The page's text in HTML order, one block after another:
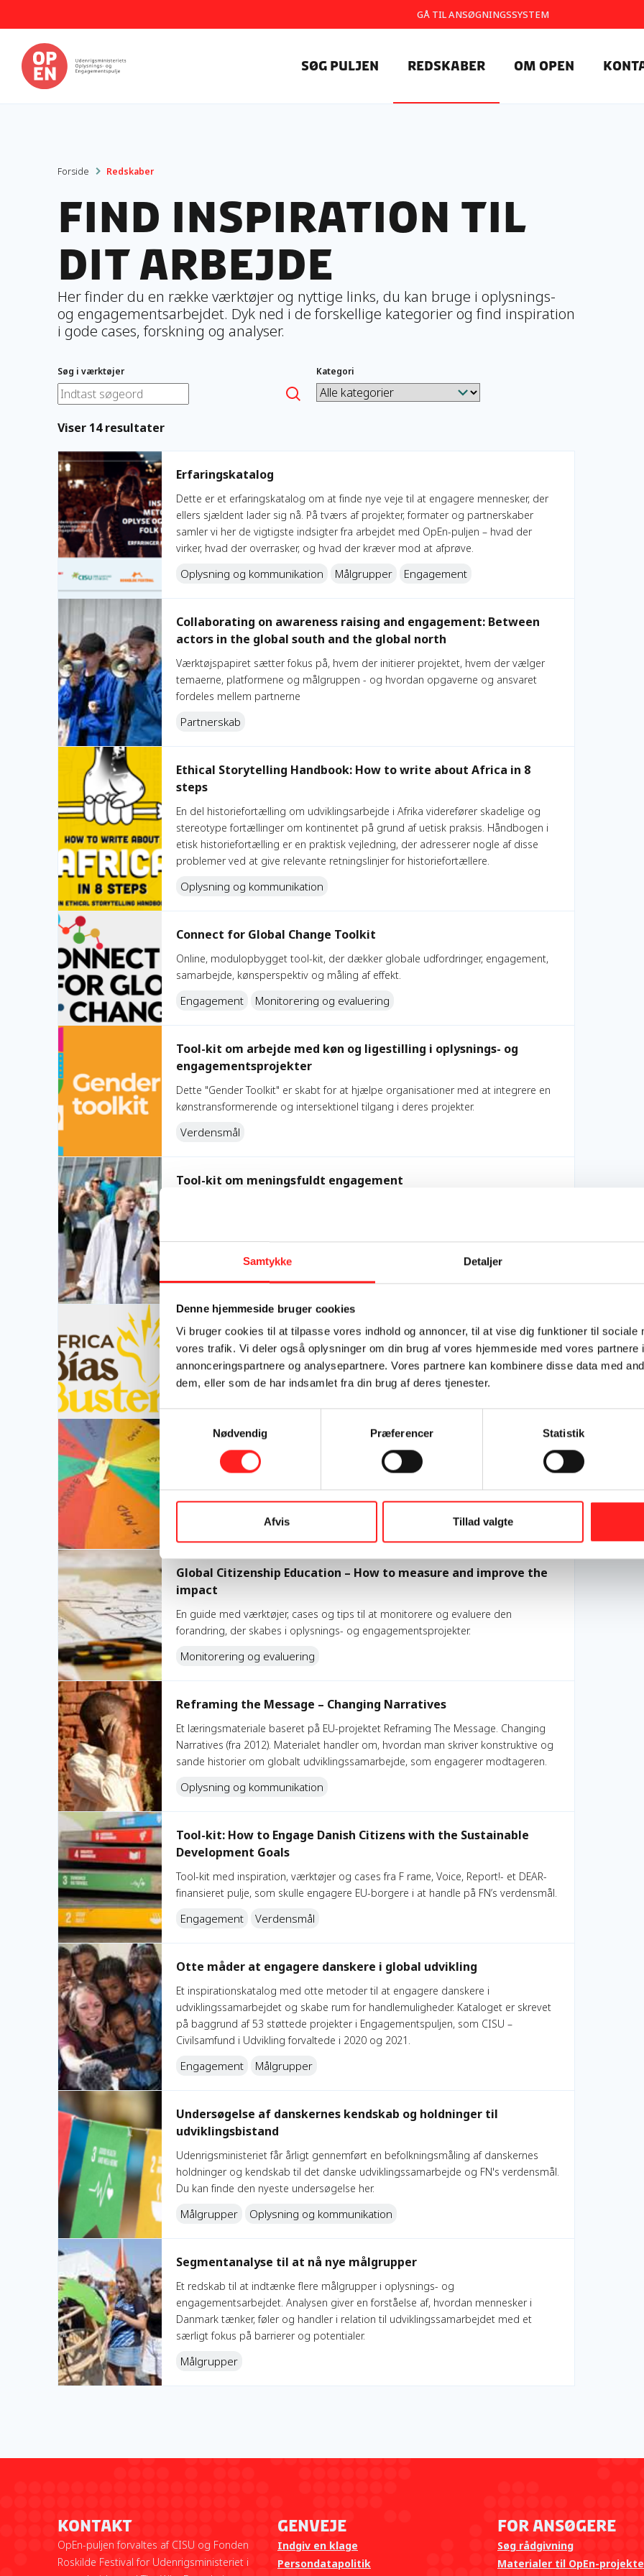
Samtykke Detaljer
Denne hjemmeside bruger cookies
Vi bruger cookies til at tilpasse vores indhold og annoncer, til at vise dig funktioner til sociale
vores trafik. Vi deler også oplysninger om din brug af vores hjemmeside med vores partnere
annonceringspartnere og analysepartnere. Vores partnere kan kombinere disse data med
dem, eller som de har indsamlet fra din brug af deres tjenester.
Samtykkevalg
Nødvendig
Præferencer Statistik
Afvis Tillad valgte
GÅ TIL ANSØGNINGSSYSTEM
Søg Puljen Redskaber Om OpEn
Forside Redskaber
Find inspiration til
dit arbejde
Her finder du en række værktøjer og nyttige links, du kan bruge i oplysnings-
og engagementsarbejdet. Dyk ned i de forskellige kategorier og find inspiration
i gode cases, forskning og analyser.
Søg i værktøjer Kategori
Viser 14 resultater
Erfaringskatalog
Dette er et erfaringskatalog om at finde nye veje til at engagere mennesker, der
ellers sjældent lader sig nå. På tværs af projekter, formater og partnerskaber
samler vi her de vigtigste indsigter fra arbejdet med OpEn-puljen – hvad der
virker, hvad der overrasker, og hvad der kræver mod at afprøve.
Oplysning og kommunikation Målgrupper Engagement
Erfaringskatalog
Collaborating on awareness raising and engagement: Between
actors in the global south and the global north
Værktøjspapiret sætter fokus på, hvem der initierer projektet, hvem der vælger
temaerne, platformene og målgruppen - og hvordan opgaverne og ansvaret
fordeles mellem partnerne
Partnerskab
Ethical Storytelling Handbook: How to write about Africa in 8
steps
En del historiefortælling om udviklingsarbejde i Afrika viderefører skadelige og
stereotype fortællinger om kontinentet på grund af uetisk praksis. Håndbogen i
etisk historiefortælling er en praktisk vejledning, der adresserer nogle af disse
problemer ved at give relevante retningslinjer for historiefortællere.
Oplysning og kommunikation
Ethical Storytelling Handbook: How to write about Africa in 8 steps
Connect for Global Change Toolkit
Online, modulopbygget tool-kit, der dækker globale udfordringer, engagement,
samarbejde, kønsperspektiv og måling af effekt.
Engagement Monitorering og evaluering
Connect for Global Change Toolkit
Tool-kit om arbejde med køn og ligestilling i oplysnings- og
engagementsprojekter
Dette "Gender Toolkit" er skabt for at hjælpe organisationer med at integrere en
kønstransformerende og intersektionel tilgang i deres projekter.
Verdensmål
Tool-kit om arbejde med køn og ligestilling i oplysnings- og engagementsprojekter
Tool-kit om meningsfuldt engagement
Engagement
Tool-kit om meningsfuldt engagement
The Africa Bias Buster
Et AI-drevet værktøj designet af Africa No Filter til at opdage og fjerne bias i
tekster om Afrika.
The Africa Bias Buster
Erfaringer med at arbejde med den neutrale målgruppe
Rapporten er lavet af Amnesty International på baggrund af deres OpEn-projekt
neutrale målgrupper.
Erfaringer med at arbejde med den neutrale målgruppe
Global Citizenship Education – How to measure and improve the
impact
En guide med værktøjer, cases og tips til at monitorere og evaluere den
forandring, der skabes i oplysnings- og engagementsprojekter.
Monitorering og evaluering
Global Citizenship Education – How to measure and improve the impact
Reframing the Message – Changing Narratives
Et læringsmateriale baseret på EU-projektet Reframing The Message. Changing
Narratives (fra 2012). Materialet handler om, hvordan man skriver konstruktive og
sande historier om globalt udviklingssamarbejde, som engagerer modtageren.
Oplysning og kommunikation
Reframing the Message – Changing Narratives
Tool-kit: How to Engage Danish Citizens with the Sustainable
Development Goals
Tool-kit med inspiration, værktøjer og cases fra F rame, Voice, Report!- et DEAR-
finansieret pulje, som skulle engagere EU-borgere i at handle på FN’s verdensmål.
Engagement Verdensmål
Tool-kit: How to Engage Danish Citizens with the Sustainable Development Goals
Otte måder at engagere danskere i global udvikling
Et inspirationskatalog med otte metoder til at engagere danskere i
udviklingssamarbejdet og skabe rum for handlemuligheder. Kataloget er skrevet
på baggrund af 53 støttede projekter i Engagementspuljen, som CISU –
Civilsamfund i Udvikling forvaltede i 2020 og 2021.
Engagement Målgrupper
Otte måder at engagere danskere i global udvikling
Undersøgelse af danskernes kendskab og holdninger til
udviklingsbistand
Udenrigsministeriet får årligt gennemført en befolkningsmåling af danskernes
holdninger og kendskab til det danske udviklingssamarbejde og FN's verdensmål.
Du kan finde den nyeste undersøgelse her.
Målgrupper Oplysning og kommunikation
Undersøgelse af danskernes kendskab og holdninger til udviklingsbistand
Segmentanalyse til at nå nye målgrupper
Et redskab til at indtænke flere målgrupper i oplysnings- og
engagementsarbejdet. Analysen giver en forståelse af, hvordan mennesker i
Danmark tænker, føler og handler i relation til udviklingssamarbejdet med et
særligt fokus på barrierer og potentialer.
Målgrupper
Segmentanalyse til at nå nye målgrupper
Kontakt
OpEn-puljen forvaltes af CISU og Fonden
Roskilde Festival for Udenrigsministeriet i
Genveje
Indgiv en klage
Persondatapolitik
For ansøgere
Søg rådgivning
Materialer til OpEn-